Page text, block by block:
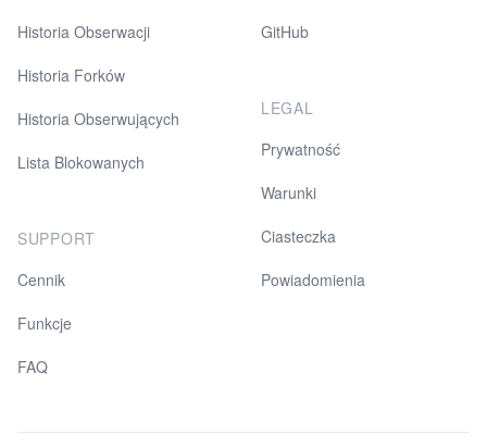
Historia Obserwacji
Historia Forków
Historia Obserwujących
Lista Blokowanych
SUPPORT
Cennik
Funkcje
FAQ
GitHub
LEGAL
Prywatność
Warunki
Ciasteczka
Powiadomienia